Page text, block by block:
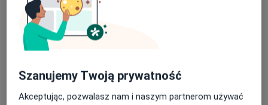
Konsultacja ortopedyczna + USG
Od 400 zł Szczegóły
400 zł Szczegóły
Szanujemy Twoją prywatność
Akceptując, pozwalasz nam i naszym partnerom używać